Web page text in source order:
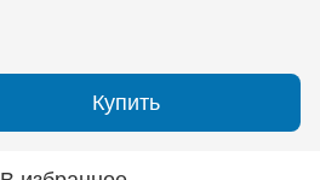
Купить